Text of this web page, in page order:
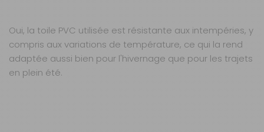
Oui, la toile PVC utilisée est résistante aux intempéries, y
compris aux variations de température, ce qui la rend
adaptée aussi bien pour l'hivernage que pour les trajets
en plein été.